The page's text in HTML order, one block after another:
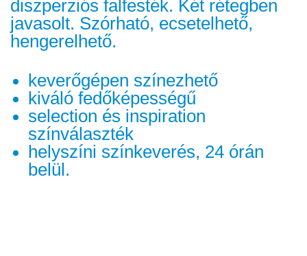
diszperziós falfesték. Két rétegben
javasolt. Szórható, ecsetelhető,
hengerelhető.
keverőgépen színezhető
kiváló fedőképességű
selection és inspiration
színválaszték
helyszíni színkeverés, 24 órán
belül.